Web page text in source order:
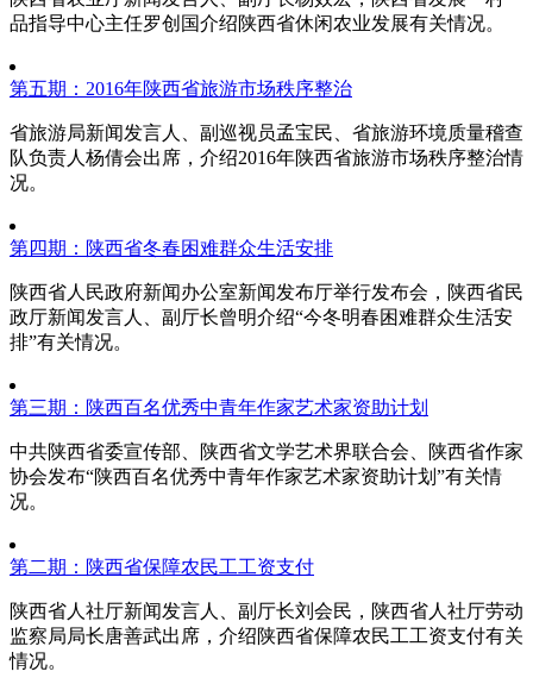
品指导中心主任罗创国介绍陕西省休闲农业发展有关情况。
第五期：2016年陕西省旅游市场秩序整治
省旅游局新闻发言人、副巡视员孟宝民、省旅游环境质量稽查
队负责人杨倩会出席，介绍2016年陕西省旅游市场秩序整治情
况。
第四期：陕西省冬春困难群众生活安排
陕西省人民政府新闻办公室新闻发布厅举行发布会，陕西省民
政厅新闻发言人、副厅长曾明介绍“今冬明春困难群众生活安
排”有关情况。
第三期：陕西百名优秀中青年作家艺术家资助计划
中共陕西省委宣传部、陕西省文学艺术界联合会、陕西省作家
协会发布“陕西百名优秀中青年作家艺术家资助计划”有关情
况。
第二期：陕西省保障农民工工资支付
陕西省人社厅新闻发言人、副厅长刘会民，陕西省人社厅劳动
监察局局长唐善武出席，介绍陕西省保障农民工工资支付有关
情况。